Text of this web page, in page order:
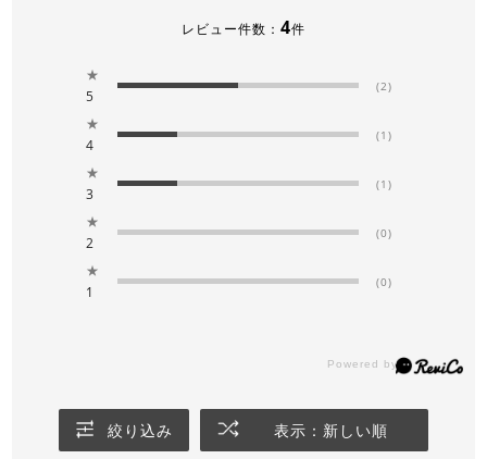
レビュー件数： 4件
★
5
(2)
★
4
(1)
★
3
(1)
★
2
(0)
★
1
(0)
絞り込み 表示：新しい順